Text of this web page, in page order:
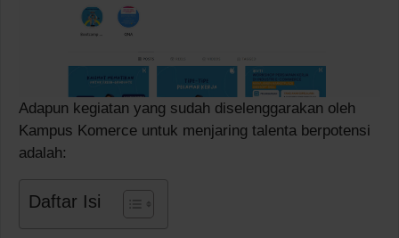
Adapun kegiatan yang sudah diselenggarakan oleh
Kampus Komerce untuk menjaring talenta berpotensi
adalah:
Daftar Isi